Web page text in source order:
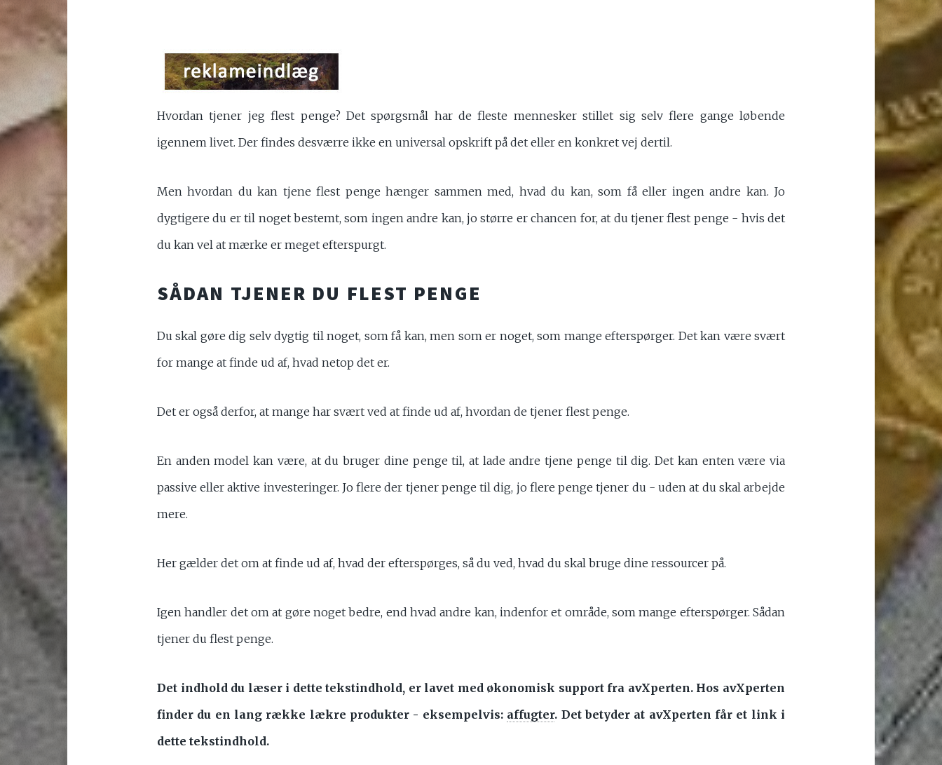
Hvordan tjener jeg flest penge? Det spørgsmål har de fleste mennesker stillet sig selv flere gange løbende
igennem livet. Der findes desværre ikke en universal opskrift på det eller en konkret vej dertil.
Men hvordan du kan tjene flest penge hænger sammen med, hvad du kan, som få eller ingen andre kan. Jo
dygtigere du er til noget bestemt, som ingen andre kan, jo større er chancen for, at du tjener flest penge - hvis det
du kan vel at mærke er meget efterspurgt.
SÅDAN TJENER DU FLEST PENGE
Du skal gøre dig selv dygtig til noget, som få kan, men som er noget, som mange efterspørger. Det kan være svært
for mange at finde ud af, hvad netop det er.
Det er også derfor, at mange har svært ved at finde ud af, hvordan de tjener flest penge.
En anden model kan være, at du bruger dine penge til, at lade andre tjene penge til dig. Det kan enten være via
passive eller aktive investeringer. Jo flere der tjener penge til dig, jo flere penge tjener du - uden at du skal arbejde
mere.
Her gælder det om at finde ud af, hvad der efterspørges, så du ved, hvad du skal bruge dine ressourcer på.
Igen handler det om at gøre noget bedre, end hvad andre kan, indenfor et område, som mange efterspørger. Sådan
tjener du flest penge.
Det indhold du læser i dette tekstindhold, er lavet med økonomisk support fra avXperten. Hos avXperten
finder du en lang række lækre produkter - eksempelvis: affugter. Det betyder at avXperten får et link i
dette tekstindhold.